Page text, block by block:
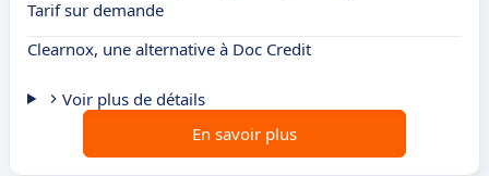
Tarif sur demande
Clearnox, une alternative à Doc Credit
Voir plus de détails
En savoir plus